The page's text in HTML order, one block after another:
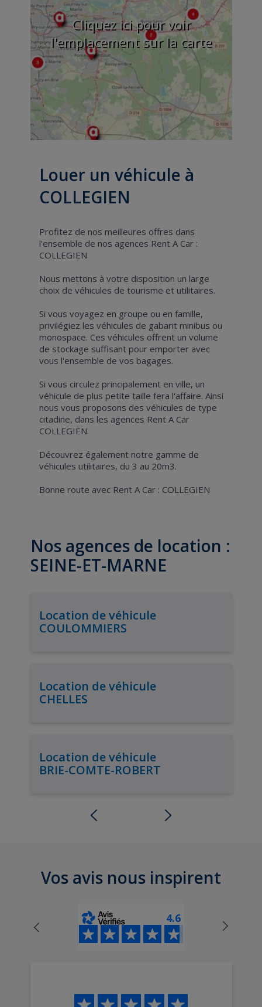
Cliquez ici pour voir
l'emplacement sur la carte
Louer un véhicule à
COLLEGIEN
Profitez de nos meilleures offres dans
l'ensemble de nos agences Rent A Car :
COLLEGIEN
Nous mettons à votre disposition un large
choix de véhicules de tourisme et utilitaires.
Si vous voyagez en groupe ou en famille,
privilégiez les véhicules de gabarit minibus ou
monospace. Ces véhicules offrent un volume
de stockage suffisant pour emporter avec
vous l'ensemble de vos bagages.
Si vous circulez principalement en ville, un
véhicule de plus petite taille fera l'affaire. Ainsi
nous vous proposons des véhicules de type
citadine, dans les agences Rent A Car
COLLEGIEN.
Découvrez également notre gamme de
véhicules utilitaires, du 3 au 20m3.
Bonne route avec Rent A Car : COLLEGIEN
Nos agences de location :
SEINE-ET-MARNE
Location de véhicule
COULOMMIERS
Location de véhicule
CHELLES
Location de véhicule
BRIE-COMTE-ROBERT
Vos avis nous inspirent
4.6